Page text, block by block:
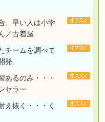
、早い人は小学
／古着屋
チームを調べて
発
あるのみ・・・
セラー
え抜く・・・く